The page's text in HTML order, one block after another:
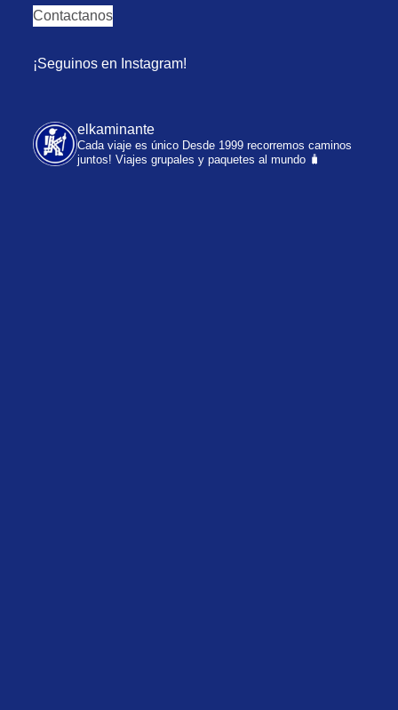
Contactanos
¡Seguinos en Instagram!
elkaminante
Cada viaje es único Desde 1999 recorremos caminos
juntos! Viajes grupales y paquetes al mundo 🧳